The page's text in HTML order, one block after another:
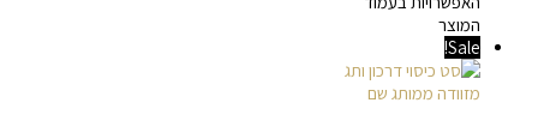
המוצר
Sale!